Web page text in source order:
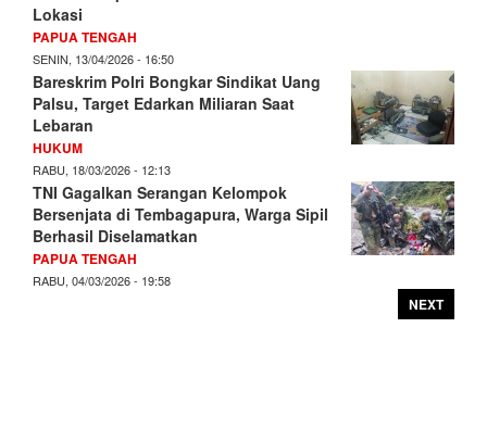
Lokasi
PAPUA TENGAH
SENIN, 13/04/2026 - 16:50
Bareskrim Polri Bongkar Sindikat Uang
Palsu, Target Edarkan Miliaran Saat
Lebaran
HUKUM
RABU, 18/03/2026 - 12:13
TNI Gagalkan Serangan Kelompok
Bersenjata di Tembagapura, Warga Sipil
Berhasil Diselamatkan
PAPUA TENGAH
RABU, 04/03/2026 - 19:58
NEXT